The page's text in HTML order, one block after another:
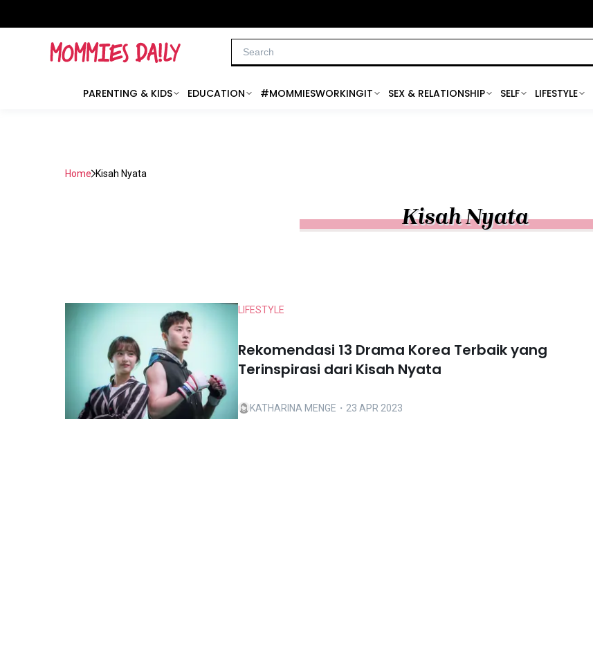
PARENTING & KIDS EDUCATION #MOMMIESWORKINGIT SEX & RELATIONSHIP SELF LIFESTYLE
Home Kisah Nyata
Kisah Nyata
LIFESTYLE
Rekomendasi 13 Drama Korea Terbaik yang
Terinspirasi dari Kisah Nyata
KATHARINA MENGE ・23 APR 2023